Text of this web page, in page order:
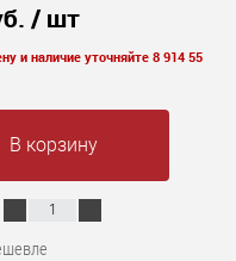
/ шт
и наличие уточняйте 8 914 55
В корзину